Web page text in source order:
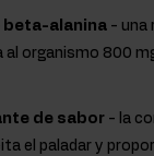
beta-alanina - una
organismo 800
de sabor - la
el paladar y